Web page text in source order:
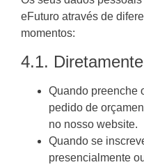
eFuturo através de
momentos:
4.1.
Quando preenche
pedido de
no nosso website.
Quando se
presencialmente